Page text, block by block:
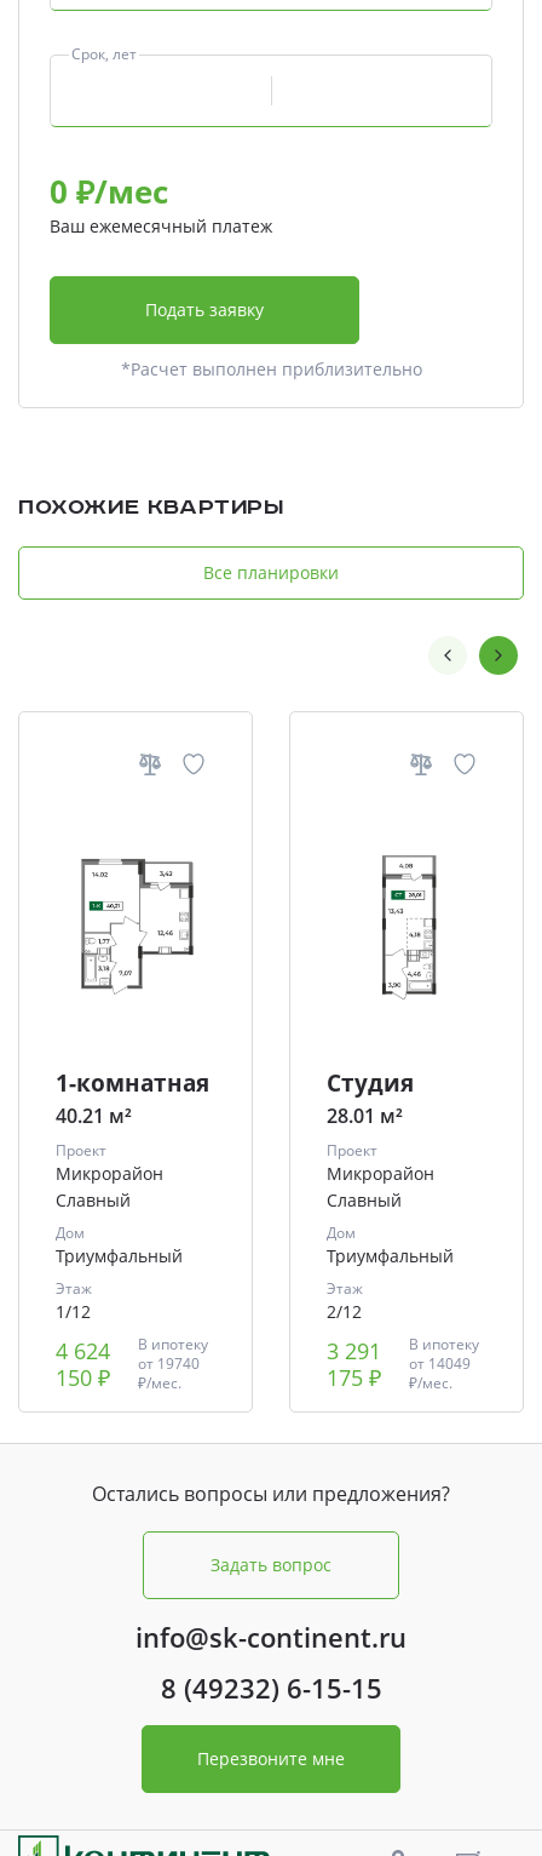
Срок, лет
0 ₽/мес
Ваш ежемесячный платеж
Подать заявку
*Расчет выполнен приблизительно
Похожие квартиры
Все планировки
1-комнатная
40.21 м²
Проект
Микрорайон
Славный
Дом
Триумфальный
Этаж
1/12
4 624
150 ₽
В ипотеку
от 19740
₽/мес.
Студия
28.01 м²
Проект
Микрорайон
Славный
Дом
Триумфальный
Этаж
2/12
3 291
175 ₽
В ипотеку
от 14049
₽/мес.
Остались вопросы или предложения?
Задать вопрос
info@sk-continent.ru
8 (49232) 6-15-15
Перезвоните мне